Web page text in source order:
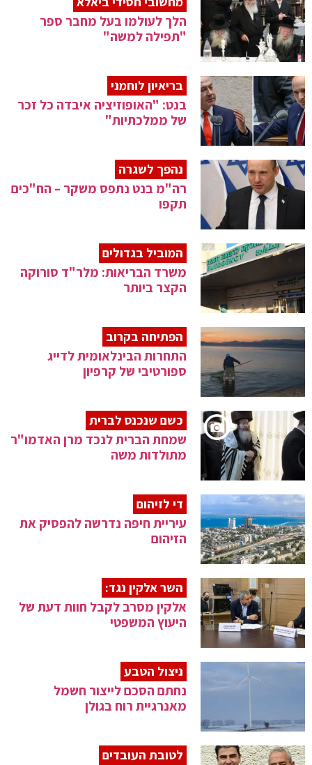
הלך לעולמו בעל מחבר ספר
"תפילה למשה"
בריאיון לוחמני
בנט: "האופוזיציה איבדה כל זכר
של ממלכתיות"
נהפך לשגרה
רה"מ בנט נתפס משקר – הח"כים
תקפו
המוביל בגדולים
משרד הבריאות: מלר"ד סורוקה
הקצר ביותר
הפתיחה בקרוב
התחרות הבינלאומית לדייג
ספורטיבי של קרפיון
כשם שנכנס לברית
שמחת הברית לנכד מרן האדמו"ר
מתולדות משה
די לזיהום
עיריית חיפה נדרשה להפסיק את
הזיהום
השר אלקין נגד:
אלקין מסרב לקבל חוות דעת של
היעוץ המשפטי
ניצול הטבע
נחתם הסכם לייצור חשמל
מאנרגיית רוח בגולן
לטובת העובדים